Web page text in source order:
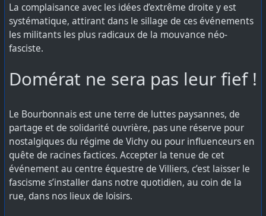
​La complaisance avec les idées d’extrême droite y est
systématique, attirant dans le sillage de ces événements
les militants les plus radicaux de la mouvance néo-
fasciste.
​Domérat ne sera pas leur fief !
​Le Bourbonnais est une terre de luttes paysannes, de
partage et de solidarité ouvrière, pas une réserve pour
nostalgiques du régime de Vichy ou pour influenceurs en
quête de racines factices. Accepter la tenue de cet
événement au centre équestre de Villiers, c’est laisser le
fascisme s’installer dans notre quotidien, au coin de la
rue, dans nos lieux de loisirs.